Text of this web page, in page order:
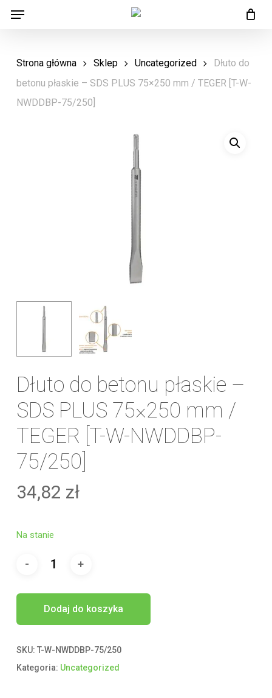
Skip
content
Menu
Strona główna Sklep Uncategorized
Dłuto do
betonu płaskie – SDS PLUS 75×250 mm / TEGER [T-W-
NWDDBP-75/250]
Dłuto do betonu płaskie –
SDS PLUS 75×250 mm /
TEGER [T-W-NWDDBP-
75/250]
34,82 zł
Na stanie
Dodaj do koszyka
SKU: T-W-NWDDBP-75/250
Kategoria: Uncategorized
Menu